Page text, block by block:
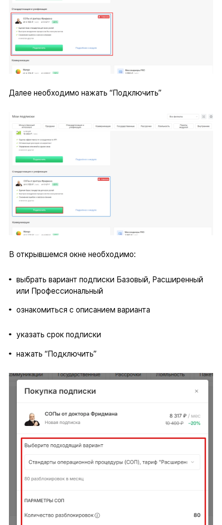
Далее необходимо нажать “Подключить”
В открывшемся окне необходимо:
выбрать вариант подписки Базовый, Расширенный
или Профессиональный
ознакомиться с описанием варианта
указать срок подписки
нажать “Подключить”